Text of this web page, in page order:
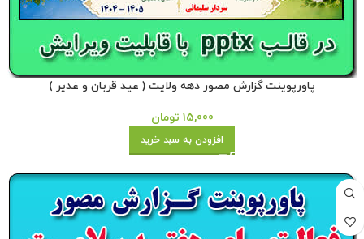
پاورپوینت گزارش مصور دهه ولایت ( عید قربان و غدیر )
15,000 تومان
افزودن به سبد خرید